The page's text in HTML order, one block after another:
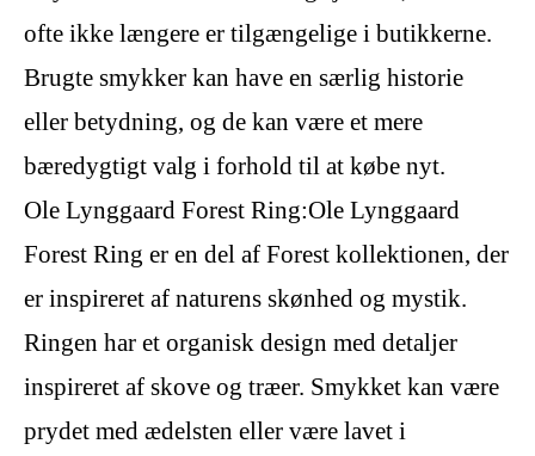
ofte ikke længere er tilgængelige i butikkerne.
Brugte smykker kan have en særlig historie
eller betydning, og de kan være et mere
bæredygtigt valg i forhold til at købe nyt.
Ole Lynggaard Forest Ring:Ole Lynggaard
Forest Ring er en del af Forest kollektionen, der
er inspireret af naturens skønhed og mystik.
Ringen har et organisk design med detaljer
inspireret af skove og træer. Smykket kan være
prydet med ædelsten eller være lavet i